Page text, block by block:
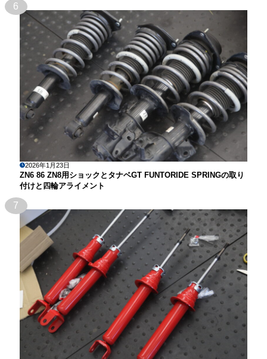
6
2026年1月23日
ZN6 86 ZN8用ショックとタナベGT FUNTORIDE SPRINGの取り
付けと四輪アライメント
7